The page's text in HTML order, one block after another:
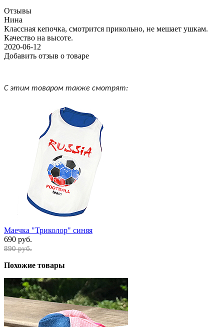
Отзывы
Нина
Классная кепочка, смотрится прикольно, не мешает ушкам.
Качество на высоте.
2020-06-12
Добавить отзыв о товаре
С этим товаром также смотрят:
Маечка "Триколор" синяя
690 руб.
890 руб.
Похожие товары